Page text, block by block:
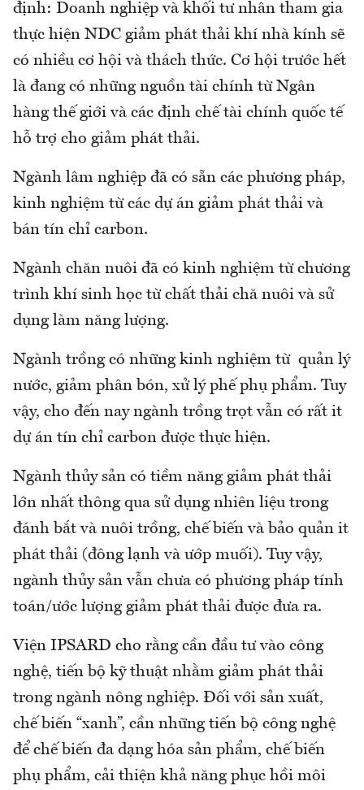
định: Doanh nghiệp và khối tư nhân tham gia
thực hiện NDC giảm phát thải khí nhà kính sẽ
có nhiều cơ hội và thách thức. Cơ hội trước hết
là đang có những nguồn tài chính từ Ngân
hàng thế giới và các định chế tài chính quốc tế
hỗ trợ cho giảm phát thải.
Ngành lâm nghiệp đã có sẵn các phương pháp,
kinh nghiệm từ các dự án giảm phát thải và
bán tín chỉ carbon.
Ngành chăn nuôi đã có kinh nghiệm từ chương
trình khí sinh học từ chất thải chă nuôi và sử
dụng làm năng lượng.
Ngành trồng có những kinh nghiệm từ quản lý
nước, giảm phân bón, xử lý phế phụ phẩm. Tuy
vậy, cho đến nay ngành trồng trọt vẫn có rất it
dự án tín chỉ carbon được thực hiện.
Ngành thủy sản có tiềm năng giảm phát thải
lớn nhất thông qua sử dụng nhiên liệu trong
đánh bắt và nuôi trồng, chế biến và bảo quản it
phát thải (đông lạnh và ướp muối). Tuy vậy,
ngành thủy sản vẫn chưa có phương pháp tính
toán/ước lượng giảm phát thải được đưa ra.
Viện IPSARD cho rằng cần đầu tư vào công
nghệ, tiến bộ kỹ thuật nhằm giảm phát thải
trong ngành nông nghiệp. Đối với sản xuất,
chế biến “xanh”, cần những tiến bộ công nghệ
để chế biến đa dạng hóa sản phẩm, chế biến
phụ phẩm, cải thiện khả năng phục hồi môi